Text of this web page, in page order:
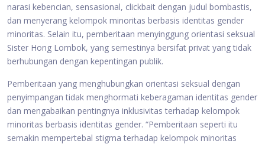
narasi kebencian, sensasional, clickbait dengan judul bombastis,
dan menyerang kelompok minoritas berbasis identitas gender
minoritas. Selain itu, pemberitaan menyinggung orientasi seksual
Sister Hong Lombok, yang semestinya bersifat privat yang tidak
berhubungan dengan kepentingan publik.
Pemberitaan yang menghubungkan orientasi seksual dengan
penyimpangan tidak menghormati keberagaman identitas gender
dan mengabaikan pentingnya inklusivitas terhadap kelompok
minoritas berbasis identitas gender. “Pemberitaan seperti itu
semakin mempertebal stigma terhadap kelompok minoritas